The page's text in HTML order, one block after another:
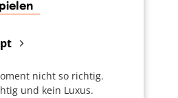
nicht so richtig.
und kein Luxus.